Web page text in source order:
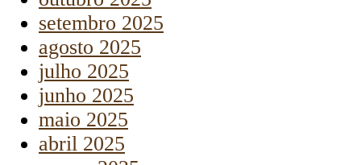
setembro 2025
agosto 2025
julho 2025
junho 2025
maio 2025
abril 2025